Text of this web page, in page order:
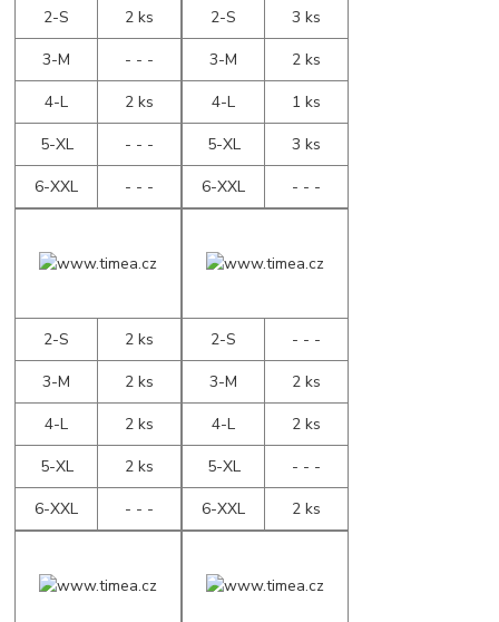
2-S
2 ks
3-M
- - -
4-L
2 ks
5-XL
- - -
6-XXL
- - -
2-S
3 ks
3-M
2 ks
4-L
1 ks
5-XL
3 ks
6-XXL
- - -
2-S
2 ks
3-M
2 ks
4-L
2 ks
5-XL
2 ks
6-XXL
- - -
2-S
- - -
3-M
2 ks
4-L
2 ks
5-XL
- - -
6-XXL
2 ks